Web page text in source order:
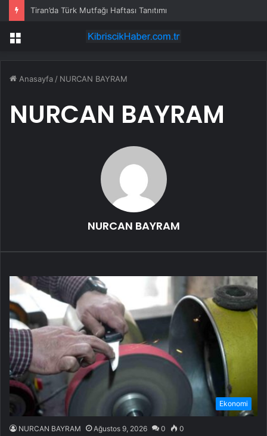
Tiran’da Türk Mutfağı Haftası Tanıtımı
Menü
Anasayfa / NURCAN BAYRAM
NURCAN BAYRAM
NURCAN BAYRAM
Ekonomi
NURCAN BAYRAM Ağustos 9, 2026 0 0